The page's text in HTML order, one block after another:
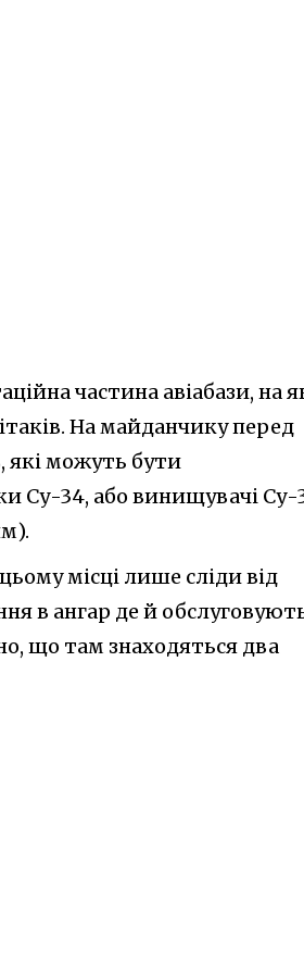
частина авіабази, на
На майданчику перед
які можуть бути
Су-34, або винищувачі Су-
місці лише сліди від
в ангар де й
що там знаходяться два